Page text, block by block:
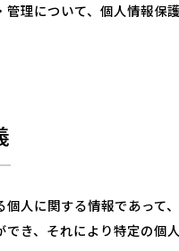
管理について、個人情報保
個人に関する情報であっ
き、それにより特定の個